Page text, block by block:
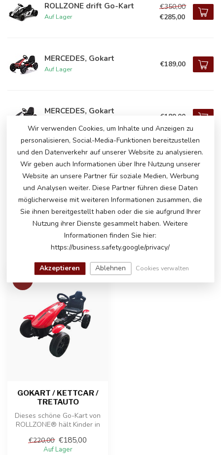
ROLLZONE drift Go-Kart
Auf Lager
€350,00
€285,00
MERCEDES, Gokart
Auf Lager
€189,00
MERCEDES, Gokart
€189,00
HABEN SIE FRAGEN ZU DIESEM
PRODUKT?
Bitte kontaktieren Sie unseren Kundenservice
überinfo@atoys.nloder+31 40 282 7447. Wir
helfen Ihnen gerne weiter!
ZULETZT ANGESEHEN
GOKART / KETTCAR /
TRETAUTO
Dieses schöne Go-Kart von
ROLLZONE® hält Kinder in
Gokart...
€220,00 €185,00
Auf Lager
Wir verwenden Cookies, um Inhalte und Anzeigen zu
personalisieren, Social-Media-Funktionen bereitzustellen
und den Datenverkehr auf unserer Website zu analysieren.
Wir geben auch Informationen über Ihre Nutzung unserer
Website an unsere Partner für soziale Medien, Werbung
und Analysen weiter. Diese Partner führen diese Daten
möglicherweise mit weiteren Informationen zusammen, die
Sie ihnen bereitgestellt haben oder die sie aufgrund Ihrer
Nutzung ihrer Dienste gesammelt haben. Weitere
Informationen finden Sie hier:
https://business.safety.google/privacy/
Akzeptieren Ablehnen Cookies verwalten